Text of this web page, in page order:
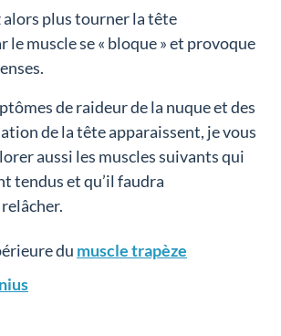
alors plus tourner la tête
le muscle se « bloque » et provoque
de raideur de la nuque et des
de la tête apparaissent, je vous
aussi les muscles suivants qui
tendus et qu’il faudra
du muscle trapèze